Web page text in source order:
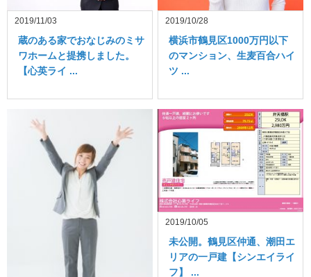
2019/11/03
蔵のある家でおなじみのミサ
ワホームと提携しました。
【心英ライ ...
2019/10/28
横浜市鶴見区1000万円以下
のマンション、生麦百合ハイ
ツ ...
2019/10/05
未公開。鶴見区仲通、潮田エ
リアの一戸建【シンエイライ
フ】 ...